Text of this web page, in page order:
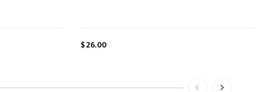
$ 26.00